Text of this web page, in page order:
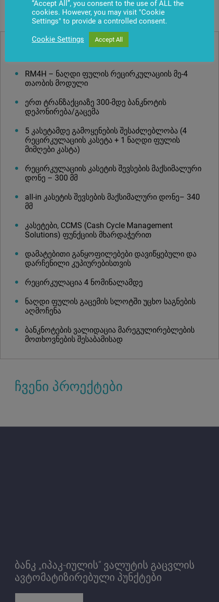
ნაღდი ფულის დამუშავება და შენახვა
RM4H – ნაღდი ფულის რეცირკულაციის მე-4
თაობის მოდული
ერთ ტრანზაქციაზე 300-მდე ბანკნოტის
დეპონირება/გაცემა
5 კასეტამდე გამოყენების შესაძლებლობა (4
რეცირკულაციის კასეტა + 1 ნაღდი ფულის
მიმღები კასტა)
რეცირკულაციის კასეტის შევსების მაქსიმალური
დონე – 300 მმ
all-in კასეტის შევსების მაქსიმალური დონე– 340
მმ
კასეტები, CCMS (Cash Cycle Management
Solutions) ფუნქციის მხარდაჭერით
დამატებითი განყოფილებები დავიწყებული და
დარჩენილი კუპიურებისთვის
რეცირკულაცია 4 ნომინალამდე
ნაღდი ფულის გაცემის სლოტში უცხო საგნების
აღმოჩენა
ბანკნოტების ვალიდაცია მარეგულირებლების
მოთხოვნების შესაბამისად
ჩვენი პროექტები
ბანკ „იპაკ-იულის“ ვალუტის გაცვლის
ავტომატიზირებული პუნქტები
“Accept All”, you consent to the use of ALL the
cookies. However, you may visit "Cookie
Settings" to provide a controlled consent.
Cookie Settings Accept All